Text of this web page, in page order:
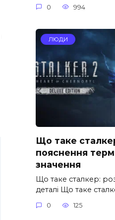
0 994
ЛЮДИ
Що таке
пояснення
значення
Що таке сталкер:
деталі Що таке
0 125